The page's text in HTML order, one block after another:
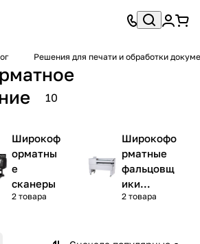
Решения для печати и обработки
10
Широкоф
орматны
е
сканеры
2 товара
Широкофо
рматные
фальцовщ
ики
(фолдеры)
2 товара